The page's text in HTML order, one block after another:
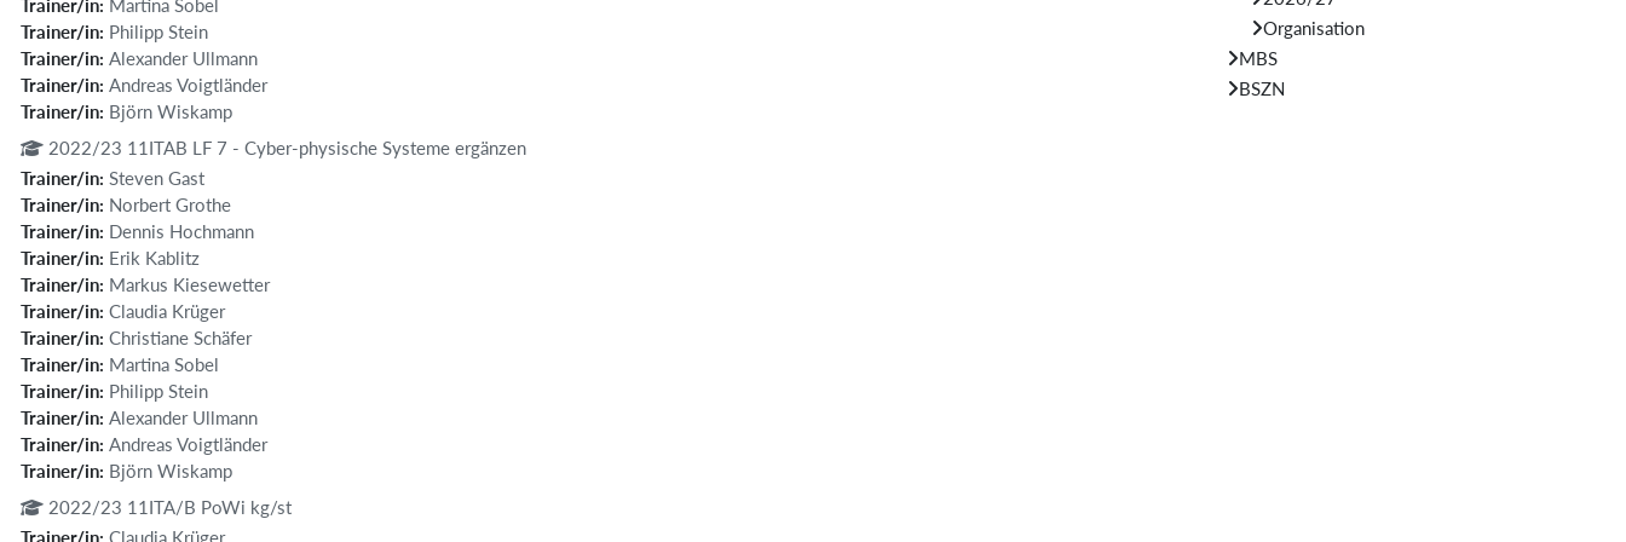
Trainer/in: Martina Sobel
Trainer/in: Philipp Stein
Trainer/in: Alexander Ullmann
Trainer/in: Andreas Voigtländer
Trainer/in: Björn Wiskamp
2022/23 11ITAB LF 7 - Cyber-physische Systeme ergänzen
Trainer/in: Steven Gast
Trainer/in: Norbert Grothe
Trainer/in: Dennis Hochmann
Trainer/in: Erik Kablitz
Trainer/in: Markus Kiesewetter
Trainer/in: Claudia Krüger
Trainer/in: Christiane Schäfer
Trainer/in: Martina Sobel
Trainer/in: Philipp Stein
Trainer/in: Alexander Ullmann
Trainer/in: Andreas Voigtländer
Trainer/in: Björn Wiskamp
2022/23 11ITA/B PoWi kg/st
Trainer/in: Claudia Krüger
Organisation
MBS
BSZN